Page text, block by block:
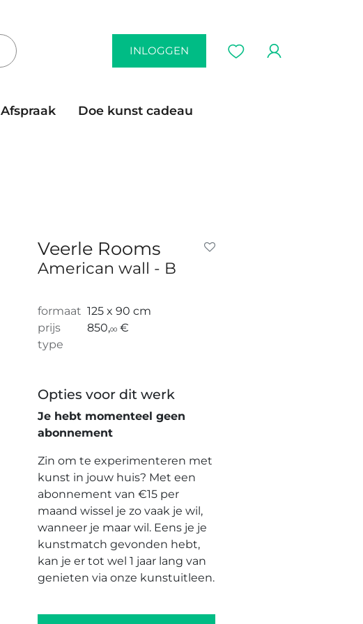
INLOGGEN
Afspraak
Doe kunst cadeau
Veerle Rooms
American wall - B
formaat 125 x 90 cm
prijs
850,00 €
type
Opties voor dit werk
Je hebt momenteel geen
abonnement
Zin om te experimenteren met
kunst in jouw huis? Met een
abonnement van €15 per
maand wissel je zo vaak je wil,
wanneer je maar wil. Eens je je
kunstmatch gevonden hebt,
kan je er tot wel 1 jaar lang van
genieten via onze kunstuitleen.